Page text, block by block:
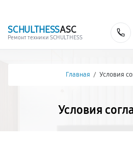
SCHULTHESSASC
Ремонт техники SCHULTHESS
Главная / Условия
Условия